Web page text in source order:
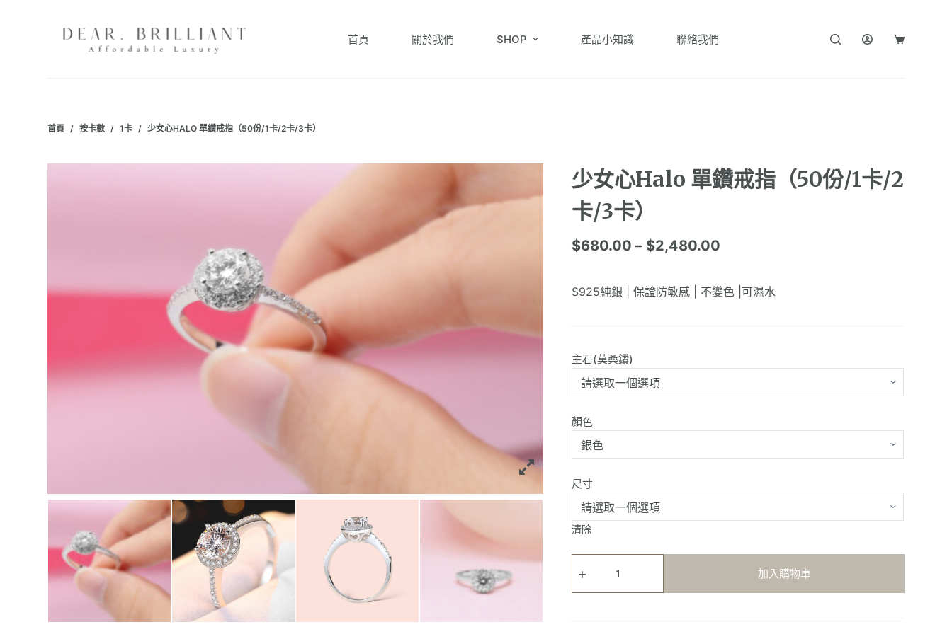
首頁 關於我們 SHOP 產品小知識 聯絡我們
購
首頁 / 按卡數 / 1卡 / 少女心HALO 單鑽戒指（50份/1卡/2卡/3卡）
少女心Halo 單鑽戒指（50份/1卡/2
卡/3卡）
$680.00 – $2,480.00
S925純銀 | 保證防敏感 | 不變色 |可濕水
主石(莫桑鑽)
顏色
尺寸
清除
女
心
加入購物車